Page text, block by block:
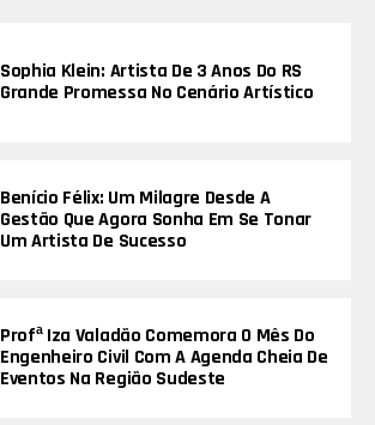
Sophia Klein: Artista De 3 Anos Do RS
Grande Promessa No Cenário Artístico
Benício Félix: Um Milagre Desde A
Gestão Que Agora Sonha Em Se Tonar
Um Artista De Sucesso
Profª Iza Valadão Comemora O Mês Do
Engenheiro Civil Com A Agenda Cheia De
Eventos Na Região Sudeste